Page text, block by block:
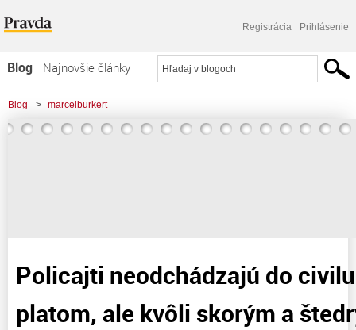
Registrácia Prihlásenie
Blog
Najnovšie články
Najčítanejšie články
Najkomentovanejšie články
Blog > marcelburkert
> Policajti neodchádzajú do civilu kvôli nízkym platom, ale kvôli skorým a
Policajti neodchádzajú do
platom, ale kvôli skorým a